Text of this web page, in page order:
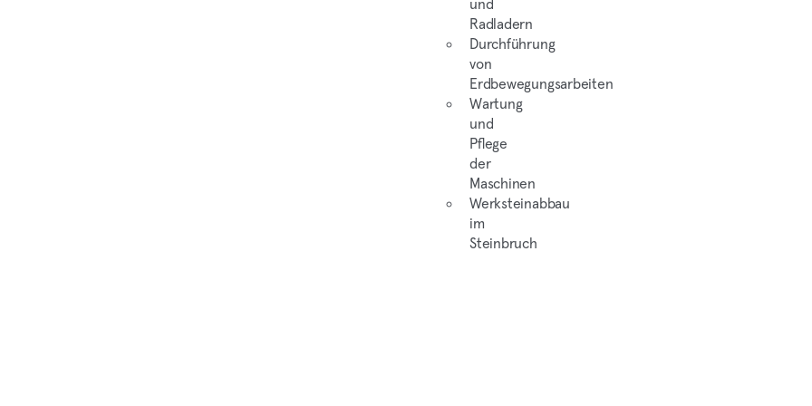
und
Radladern
Durchführung
von
Erdbewegungsarbeiten
Wartung
und
Pflege
der
Maschinen
Werksteinabbau
im
Steinbruch